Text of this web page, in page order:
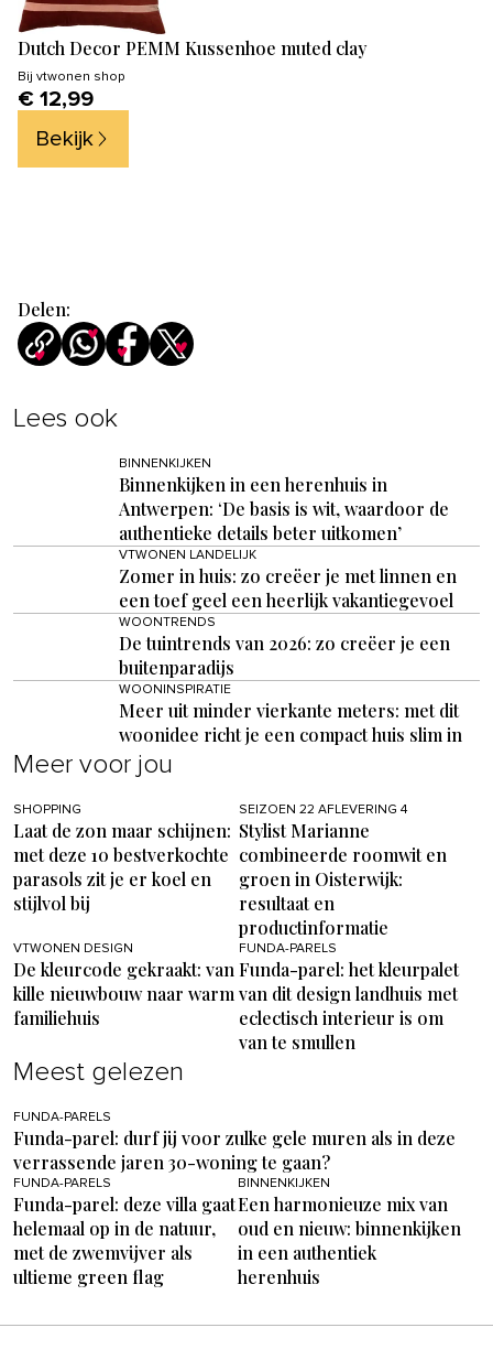
Dutch Decor PEMM Kussenhoe muted clay
Bij vtwonen shop
€ 12,99
Bekijk
Delen:
Lees ook
BINNENKIJKEN
Binnenkijken in een herenhuis in
Antwerpen: ‘De basis is wit, waardoor de
authentieke details beter uitkomen’
VTWONEN LANDELIJK
Zomer in huis: zo creëer je met linnen en
een toef geel een heerlijk vakantiegevoel
WOONTRENDS
De tuintrends van 2026: zo creëer je een
buitenparadijs
WOONINSPIRATIE
Meer uit minder vierkante meters: met dit
woonidee richt je een compact huis slim in
Meer voor jou
SHOPPING
Laat de zon maar schijnen:
met deze 10 bestverkochte
parasols zit je er koel en
stijlvol bij
SEIZOEN 22 AFLEVERING 4
Stylist Marianne
combineerde roomwit en
groen in Oisterwijk:
resultaat en
productinformatie
VTWONEN DESIGN
De kleurcode gekraakt: van
kille nieuwbouw naar warm
familiehuis
FUNDA-PARELS
Funda-parel: het kleurpalet
van dit design landhuis met
eclectisch interieur is om
van te smullen
Meest gelezen
FUNDA-PARELS
Funda-parel: durf jij voor zulke gele muren als in deze
verrassende jaren 30-woning te gaan?
FUNDA-PARELS
Funda-parel: deze villa gaat
helemaal op in de natuur,
met de zwemvijver als
ultieme green flag
BINNENKIJKEN
Een harmonieuze mix van
oud en nieuw: binnenkijken
in een authentiek
herenhuis